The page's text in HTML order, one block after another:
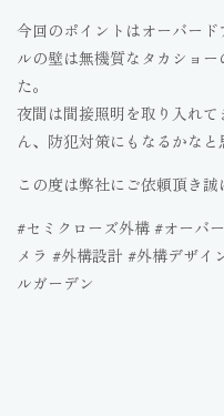
今回のポイントはオーバー
ルの壁は無機質なタカショ
た。
夜間は間接照明を取り入れ
ん、防犯対策にもなるかなと
この度は弊社にご依頼頂き
#セミクローズ外構 #オーバ
メラ #外構設計 #外構デザ
ルガーデン